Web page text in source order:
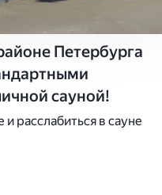
Петербурга
сауной!
расслабиться в сауне